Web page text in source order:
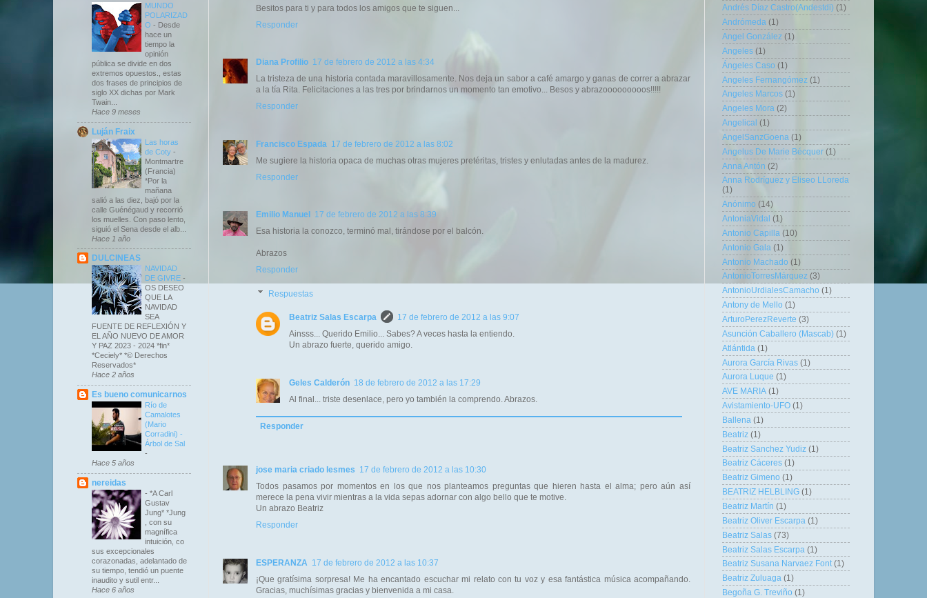
Besitos para ti y para todos los amigos que te siguen...
Responder
Diana Profilio 17 de febrero de 2012 a las 4:34
La tristeza de una historia contada maravillosamente. Nos deja un sabor a café amargo y ganas de correr a abrazar
a la tía Rita. Felicitaciones a las tres por brindarnos un momento tan emotivo... Besos y abrazooooooooos!!!!!
Responder
Francisco Espada
17 de febrero de 2012 a las 8:02
Me sugiere la historia opaca de muchas otras mujeres pretéritas, tristes y enlutadas antes de la madurez.
Responder
Emilio Manuel
17 de febrero de 2012 a las 8:39
Esa historia la conozco, terminó mal, tirándose por el balcón.
Abrazos
Responder
Respuestas
Beatriz Salas Escarpa
17 de febrero de 2012 a las 9:07
Ainsss... Querido Emilio... Sabes? A veces hasta la entiendo.
Un abrazo fuerte, querido amigo.
Geles Calderón 18 de febrero de 2012 a las 17:29
Al final... triste desenlace, pero yo también la comprendo. Abrazos.
Responder
jose maria criado lesmes
17 de febrero de 2012 a las 10:30
Todos pasamos por momentos en los que nos planteamos preguntas que hieren hasta el alma; pero aún así
merece la pena vivir mientras a la vida sepas adornar con algo bello que te motive.
Un abrazo Beatriz
Responder
ESPERANZA
17 de febrero de 2012 a las 10:37
¡Que gratísima sorpresa! Me ha encantado escuchar mi relato con tu voz y esa fantástica música acompañando.
Gracias, muchísimas gracias y bienvenida a mi casa.
MUNDO
POLARIZAD
O - Desde
hace un
tiempo la
opinión
pública se divide en dos
extremos opuestos., estas
dos frases de principios de
siglo XX dichas por Mark
Twain...
Hace 9 meses
Luján Fraix
Las horas
de Coty -
Montmartre
(Francia)
*Por la
mañana
salió a las diez, bajó por la
calle Guénégaud y recorrió
los muelles. Con paso lento,
siguió el Sena desde el alb...
Hace 1 año
DULCINEAS
NAVIDAD
DE GIVRE -
OS DESEO
QUE LA
NAVIDAD
SEA
FUENTE DE REFLEXIÓN Y
EL AÑO NUEVO DE AMOR
Y PAZ 2023 - 2024 *fin*
*Ceciely* *© Derechos
Reservados*
Hace 2 años
Es bueno comunicarnos
Río de
Camalotes
(Mario
Corradini) -
Árbol de Sal
-
Hace 5 años
nereidas
- *A Carl
Gustav
Jung* *Jung
, con su
magnífica
intuición, co
sus excepcionales
corazonadas, adelantado de
su tiempo, tendió un puente
inaudito y sutil entr...
Hace 6 años
Andrés Díaz Castro(Andestdi) (1)
Andrómeda (1)
Angel González (1)
Angeles (1)
Ángeles Caso (1)
Angeles Fernangómez (1)
Angeles Marcos (1)
Angeles Mora (2)
Angelical (1)
AngelSanzGoena (1)
Angelus De Marie Bécquer (1)
Anna Antón (2)
Anna Rodríguez y Eliseo LLoreda
(1)
Anónimo (14)
AntoniaVidal
(1)
Antonio Capilla (10)
Antonio Gala (1)
Antonio Machado (1)
AntonioTorresMárquez (3)
AntonioUrdialesCamacho (1)
Antony de Mello (1)
ArturoPerezReverte (3)
Asunción Caballero (Mascab) (1)
Atlántida (1)
Aurora García Rivas (1)
Aurora Luque (1)
AVE MARIA (1)
Avistamiento-UFO (1)
Ballena (1)
Beatriz (1)
Beatriz Sanchez Yudiz (1)
Beatriz Cáceres (1)
Beatriz Gimeno (1)
BEATRIZ HELBLING (1)
Beatriz Martín (1)
Beatriz Oliver Escarpa (1)
Beatriz Salas (73)
Beatriz Salas Escarpa (1)
Beatriz Susana Narvaez Font (1)
Beatriz Zuluaga (1)
Begoña G. Treviño (1)